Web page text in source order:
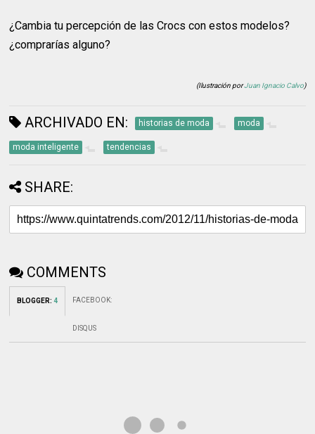
¿Cambia tu percepción de las Crocs con estos modelos?
¿comprarías alguno?
(Ilustración porJuan Ignacio Calvo)
ARCHIVADO EN: historias de moda moda
moda inteligente tendencias
SHARE:
COMMENTS
BLOGGER:4 FACEBOOK:
DISQUS